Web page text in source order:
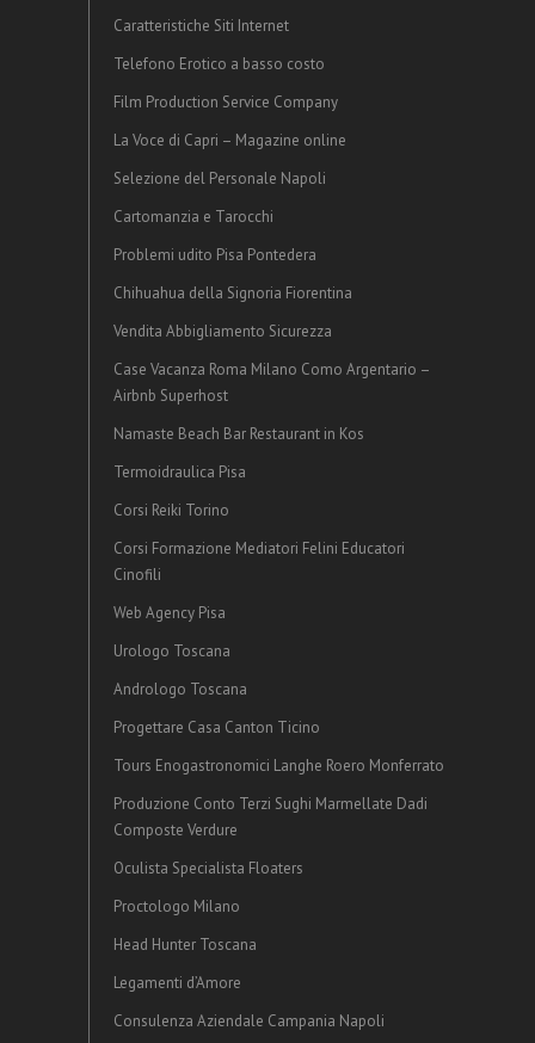
Caratteristiche Siti Internet
Telefono Erotico a basso costo
Film Production Service Company
La Voce di Capri – Magazine online
Selezione del Personale Napoli
Cartomanzia e Tarocchi
Problemi udito Pisa Pontedera
Chihuahua della Signoria Fiorentina
Vendita Abbigliamento Sicurezza
Case Vacanza Roma Milano Como Argentario –
Airbnb Superhost
Namaste Beach Bar Restaurant in Kos
Termoidraulica Pisa
Corsi Reiki Torino
Corsi Formazione Mediatori Felini Educatori
Cinofili
Web Agency Pisa
Urologo Toscana
Andrologo Toscana
Progettare Casa Canton Ticino
Tours Enogastronomici Langhe Roero Monferrato
Produzione Conto Terzi Sughi Marmellate Dadi
Composte Verdure
Oculista Specialista Floaters
Proctologo Milano
Head Hunter Toscana
Legamenti d’Amore
Consulenza Aziendale Campania Napoli